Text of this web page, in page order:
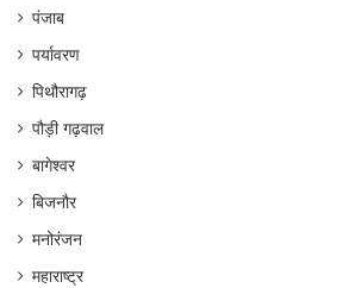
पंजाब
पर्यावरण
पिथौरागढ़
पौड़ी गढ़वाल
बागेश्वर
बिजनौर
मनोरंजन
महाराष्ट्र